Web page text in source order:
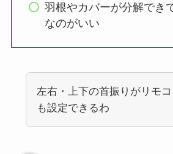
羽根やカバーが分解でき
なのがいい
左右・上下の首振りがリモ
も設定できるわ